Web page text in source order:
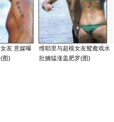
友 意媒曝
图)
维耶里与超模女友鸳鸯戏水
肚腩猛涨盖肥罗(图)